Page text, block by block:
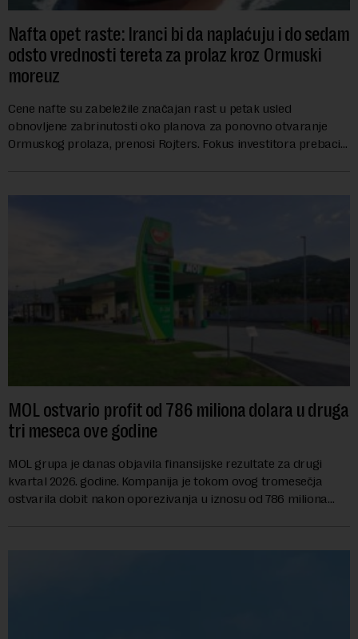
Nafta opet raste: Iranci bi da naplaćuju i do sedam
odsto vrednosti tereta za prolaz kroz Ormuski
moreuz
Cene nafte su zabeležile značajan rast u petak usled
obnovljene zabrinutosti oko planova za ponovno otvaranje
Ormuskog prolaza, prenosi Rojters. Fokus investitora prebacio
MOL ostvario profit od 786 miliona dolara u druga
tri meseca ove godine
MOL grupa je danas objavila finansijske rezultate za drugi
kvartal 2026. godine. Kompanija je tokom ovog tromesečja
ostvarila dobit nakon oporezivanja u iznosu od 786 miliona